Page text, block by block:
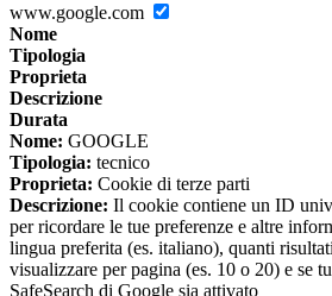
www.google.com
Nome
Tipologia
Proprieta
Descrizione
Durata
Nome: GOOGLE
Tipologia: tecnico
Proprieta: Cookie di terze parti
Descrizione: Il cookie contiene un ID
per ricordare le tue preferenze e altre
lingua preferita (es. italiano), quanti
visualizzare per pagina (es. 10 o 20) e se
SafeSearch di Google sia attivato